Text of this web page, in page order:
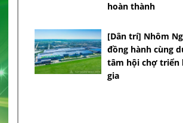
hoàn thành
[Dân trí] Nhôm
đồng hành cùng
tâm hội chợ triển
gia